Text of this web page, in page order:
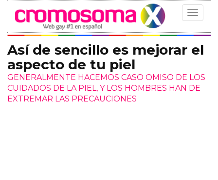
Toggle
Así de sencillo es mejorar el
aspecto de tu piel
GENERALMENTE HACEMOS CASO OMISO DE LOS
CUIDADOS DE LA PIEL, Y LOS HOMBRES HAN DE
EXTREMAR LAS PRECAUCIONES